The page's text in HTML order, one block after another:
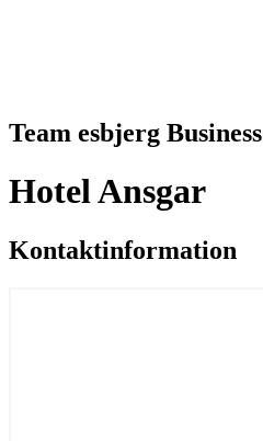
Team esbjerg Business
Hotel Ansgar
Kontaktinformation